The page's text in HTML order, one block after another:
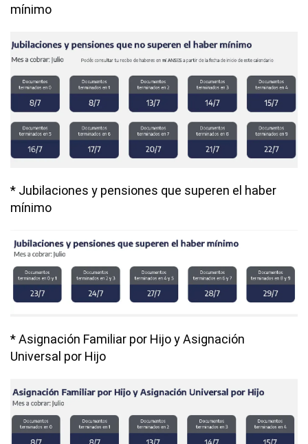
mínimo
* Jubilaciones y pensiones que superen el haber
mínimo
* Asignación Familiar por Hijo yAsignación
Universal por Hijo